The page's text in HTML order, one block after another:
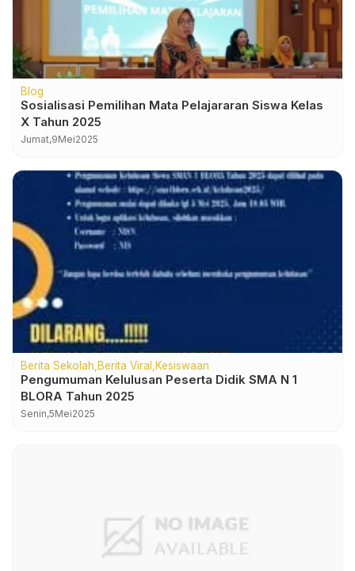
Blog
Sosialisasi Pemilihan Mata Pelajararan Siswa Kelas
X Tahun 2025
Jumat,9Mei2025
Berita Sekolah Berita Viral Kesiswaan
Pengumuman Kelulusan Peserta Didik SMA N 1
BLORA Tahun 2025
Senin,5Mei2025